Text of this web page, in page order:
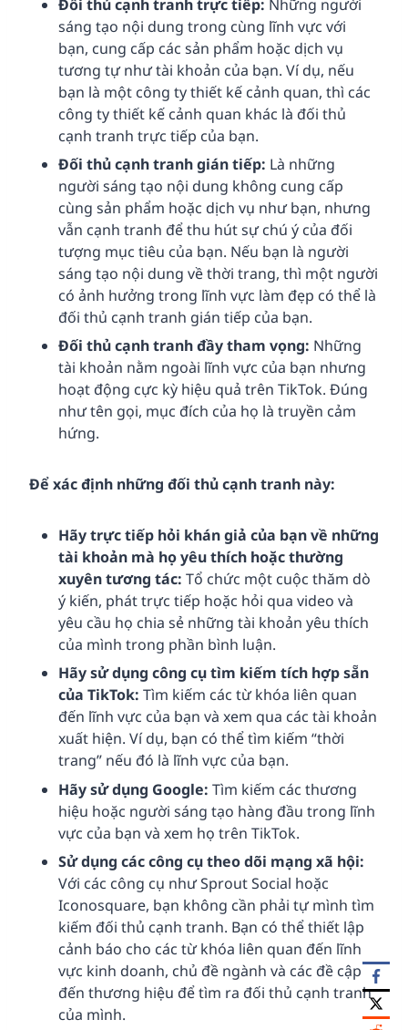
Đối thủ cạnh tranh trực tiếp: Những người
sáng tạo nội dung trong cùng lĩnh vực với
bạn, cung cấp các sản phẩm hoặc dịch vụ
tương tự như tài khoản của bạn. Ví dụ, nếu
bạn là một công ty thiết kế cảnh quan, thì các
công ty thiết kế cảnh quan khác là đối thủ
cạnh tranh trực tiếp của bạn.
Đối thủ cạnh tranh gián tiếp: Là những
người sáng tạo nội dung không cung cấp
cùng sản phẩm hoặc dịch vụ như bạn, nhưng
vẫn cạnh tranh để thu hút sự chú ý của đối
tượng mục tiêu của bạn. Nếu bạn là người
sáng tạo nội dung về thời trang, thì một người
có ảnh hưởng trong lĩnh vực làm đẹp có thể là
đối thủ cạnh tranh gián tiếp của bạn.
Đối thủ cạnh tranh đầy tham vọng: Những
tài khoản nằm ngoài lĩnh vực của bạn nhưng
hoạt động cực kỳ hiệu quả trên TikTok. Đúng
như tên gọi, mục đích của họ là truyền cảm
hứng.
Để xác định những đối thủ cạnh tranh này:
Hãy trực tiếp hỏi khán giả của bạn về những
tài khoản mà họ yêu thích hoặc thường
xuyên tương tác: Tổ chức một cuộc thăm dò
ý kiến, phát trực tiếp hoặc hỏi qua video và
yêu cầu họ chia sẻ những tài khoản yêu thích
của mình trong phần bình luận.
Hãy sử dụng công cụ tìm kiếm tích hợp sẵn
của TikTok: Tìm kiếm các từ khóa liên quan
đến lĩnh vực của bạn và xem qua các tài khoản
xuất hiện. Ví dụ, bạn có thể tìm kiếm “thời
trang” nếu đó là lĩnh vực của bạn.
Hãy sử dụng Google: Tìm kiếm các thương
hiệu hoặc người sáng tạo hàng đầu trong lĩnh
vực của bạn và xem họ trên TikTok.
Sử dụng các công cụ theo dõi mạng xã hội:
Với các công cụ như Sprout Social hoặc
Iconosquare, bạn không cần phải tự mình tìm
kiếm đối thủ cạnh tranh. Bạn có thể thiết lập
cảnh báo cho các từ khóa liên quan đến lĩnh
vực kinh doanh, chủ đề ngành và các đề cập
đến thương hiệu để tìm ra đối thủ cạnh tranh
của mình.